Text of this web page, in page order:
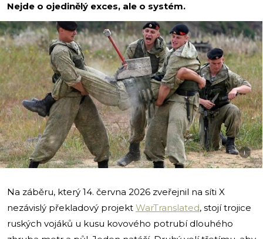
Nejde o ojedinělý exces, ale o systém.
i
Na záběru, který 14. června 2026 zveřejnil na síti X
nezávislý překladový projekt WarTranslated, stojí trojice
ruských vojáků u kusu kovového potrubí dlouhého